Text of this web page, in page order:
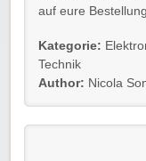
auf eure Bestellung.
Gültig für Neu-
Einfach den
Wir wünschen
Kategorie:
Technik
Author: Nicola